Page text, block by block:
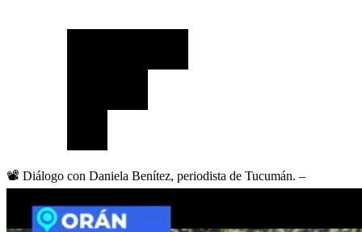
📽️ Diálogo con Daniela Benítez, periodista de Tucumán. –